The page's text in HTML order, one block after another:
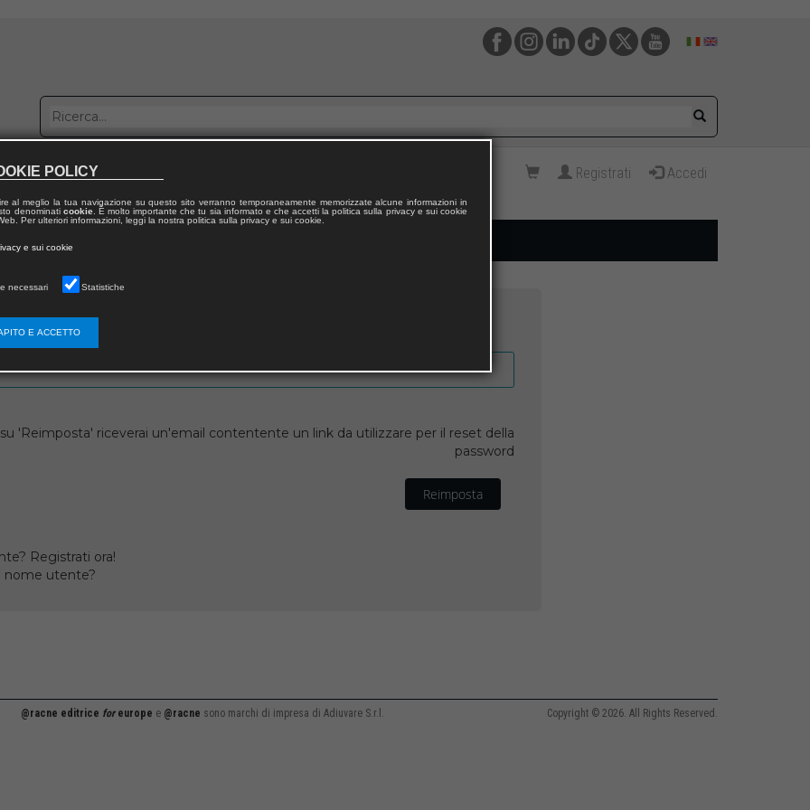
con noi Registrati Accedi
'Reimposta' riceverai un'email contentente un link da utilizzare per il reset della
password
Reimposta
Registrati ora!
nome utente?
@racne editrice foreurope e @racne sono marchi di impresa di Adiuvare S.r.l. Copyright © 2026. All Rights Reserved.
POLICY
al meglio la tua navigazione su questo sito verranno temporaneamente memorizzate alcune informazioni in
denominati cookie. È molto importante che tu sia informato e che accetti la politica sulla privacy e sui cookie
Per ulteriori informazioni, leggi la nostra politica sulla privacy e sui cookie.
e sui cookie
necessari Statistiche
E ACCETTO